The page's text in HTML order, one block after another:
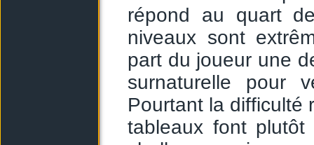
répond au quart
niveaux sont
part du joueur une
surnaturelle pour
Pourtant la difficulté
tableaux font